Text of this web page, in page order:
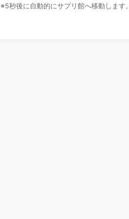
※5秒後に自動的にサプリ館へ移動します。